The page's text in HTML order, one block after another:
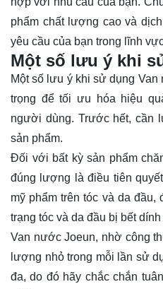
phẩm chất lượng cao và
yêu cầu của bạn trong lĩnh
Một số lưu ý khi
Một số lưu ý khi sử dụng
trọng để tối ưu hóa hiệu
người dùng. Trước hết, cần
sản phẩm.
Đối với bất kỳ sản phẩm
đúng lượng là điều tiên
mỹ phẩm trên tóc và da đầu,
trạng tóc và da đầu bị bết
Van nước Joeun, nhờ công
lượng nhỏ trong mỗi lần sử
đa, do đó hãy chắc chắn